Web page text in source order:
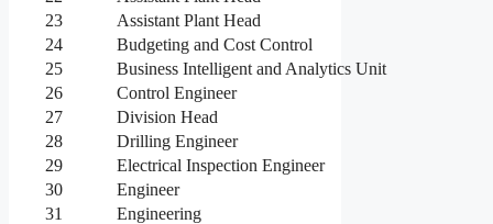
23
Assistant Plant Head
24
Budgeting and Cost Control
25
Business Intelligent and Analytics Unit
26
Control Engineer
27
Division Head
28
Drilling Engineer
29
Electrical Inspection Engineer
30
Engineer
31
Engineering